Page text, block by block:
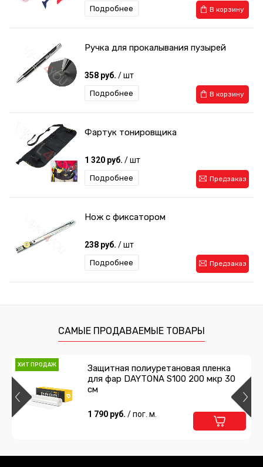
В корзину
Подробнее
Ручка для прокалывания пузырей
358 руб. / шт
В корзину
Подробнее
Фартук тонировщика
1 320 руб. / шт
Предзаказ
Подробнее
Нож с фиксатором
238 руб. / шт
Предзаказ
Подробнее
478 руб./ шт
Сумка для инструментов
1 485 руб./ шт
Предзаказ
САМЫЕ ПРОДАВАЕМЫЕ ТОВАРЫ
ХИТ ПРОДАЖ
Защитная полиуретановая пленка
для фар DAYTONA S100 200 мкр 30
см
1 790 руб. / пог. м.